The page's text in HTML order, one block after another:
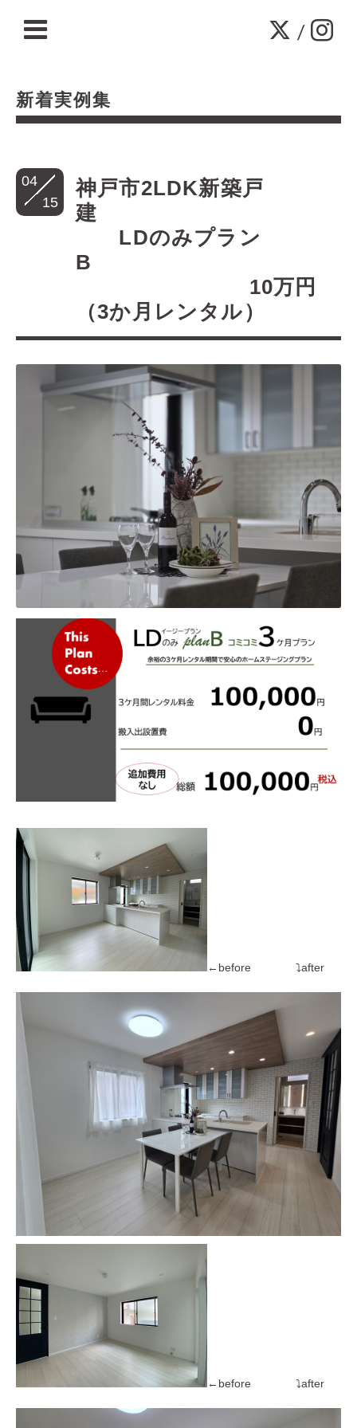
/
新着実例集
04
15
神戸市2LDK新築戸
建
LDのみプラン
B
10万円
（3か月レンタル）
←before ⤵after
←before ⤵after